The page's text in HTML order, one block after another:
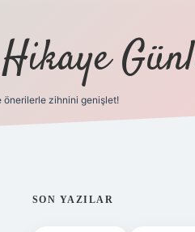
önerilerle zihnini genişlet!
SIDEBAR
SON YAZILAR